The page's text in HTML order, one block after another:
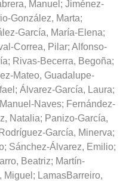
Manuel ; Jiménez-
González, Marta;
García, María-Elena;
Correa, Pilar; Alfonso-
; Rivas-Becerra, Begoña;
Mateo, Guadalupe-
; Álvarez-García, Laura;
Naves; Fernández-
Natalia; Panizo-García,
Rodríguez-García, Minerva;
; Sánchez-Álvarez, Emilio;
Beatriz; Martín-
Miguel ; LamasBarreiro,